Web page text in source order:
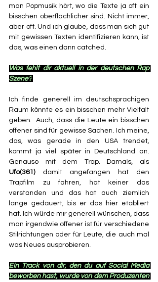
man Popmusik hört, wo die Texte ja oft ein
bisschen oberflächlicher sind. Nicht immer,
aber oft. Und ich glaube, dass man sich gut
mit gewissen Texten identifizieren kann, ist
das, was einen dann catched.
Was fehlt dir aktuell in der deutschen Rap
Szene?
Ich finde generell im deutschsprachigen
Raum könnte es ein bisschen mehr Vielfalt
geben.  Auch, dass die Leute ein bisschen
offener sind für gewisse Sachen. Ich meine,
das, was gerade in den USA trendet,
kommt ja viel später in Deutschland an.
Ufo(361)
damit angefangen hat den
Trapfilm zu fahren, hat keiner das
verstanden und das hat auch ziemlich
lange gedauert, bis er das hier etabliert
hat. Ich würde mir generell wünschen, dass
man irgendwie offener ist für verschiedene
Stilrichtungen oder für Leute, die auch mal
was Neues ausprobieren.
Ein Track von dir, den du auf Social Media
beworben hast, wurde von dem Produzenten